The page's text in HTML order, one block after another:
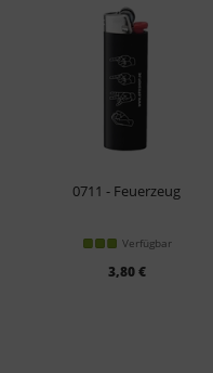
0711 - Feuerzeug
Verfügbar
3,80 €